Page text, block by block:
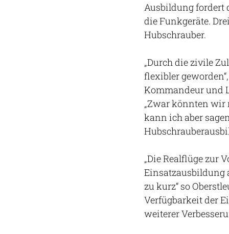
Ausbildung fordert
die Funkgeräte.
Hubschrauber.
„Durch die zivile
flexibler
Kommandeur und
„Zwar könnten wir
kann ich aber
„Die Realflüge zur
Einsatzausbildung
zu kurz“ so
Verfügbarkeit der
weiterer